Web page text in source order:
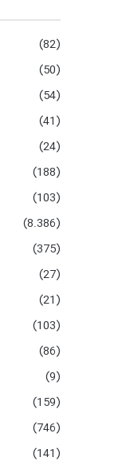
(82)
(50)
(54)
(41)
(24)
(188)
(103)
(8.386)
(375)
(27)
(21)
(103)
(86)
(9)
(159)
(746)
(141)